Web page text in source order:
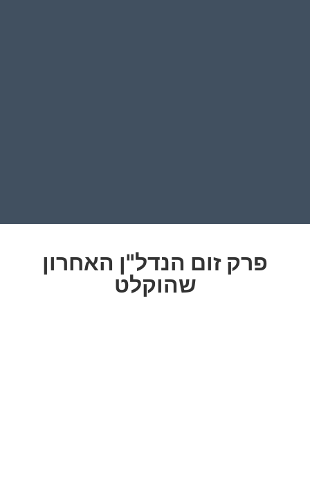
פרק זום הנדל"ן האחרון
שהוקלט